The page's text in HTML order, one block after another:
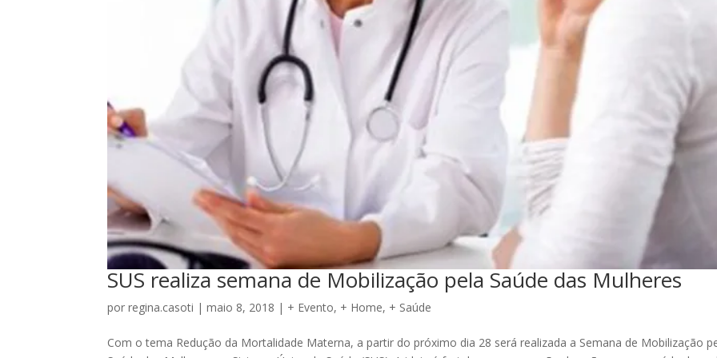
SUS realiza semana de Mobilização pela Saúde das Mulheres
porregina.casoti |maio 8, 2018 | + Evento, + Home, + Saúde
Com o tema Redução da Mortalidade Materna, a partir do próximo dia 28 será realizada a Semana de Mobilização